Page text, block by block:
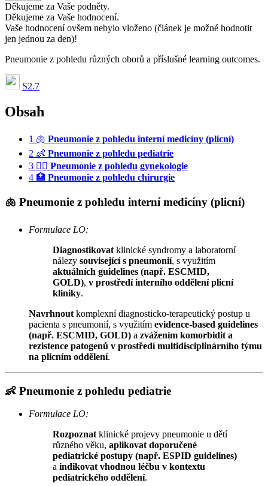
Děkujeme za Vaše podněty.
Děkujeme za Vaše hodnocení.
Vaše hodnocení ovšem nebylo vloženo (článek je možné hodnotit
jen jednou za den)!
Pneumonie z pohledu různých oborů a příslušné learning outcomes.
S2.7
Obsah
1 🫁 Pneumonie z pohledu interní medicíny (plicní)
2 👶 Pneumonie z pohledu pediatrie
3 👩‍⚕️ Pneumonie z pohledu gynekologie
4 🏥 Pneumonie z pohledu chirurgie
🫁 Pneumonie z pohledu interní medicíny (plicní)
Formulace LO:
Diagnostikovat klinické syndromy a laboratorní
nálezy související s pneumonií, s využitím
aktuálních guidelines (např. ESCMID,
GOLD), v prostředí interního oddělení plicní
kliniky.
Navrhnout komplexní diagnosticko-terapeutický postup u
pacienta s pneumonií, s využitím evidence-based guidelines
(např. ESCMID, GOLD) a zvážením komorbidit a
rezistence patogenů v prostředí multidisciplinárního týmu
na plicním oddělení.
👶 Pneumonie z pohledu pediatrie
Formulace LO:
Rozpoznat klinické projevy pneumonie u dětí
různého věku, aplikovat doporučené
pediatrické postupy (např. ESPID guidelines)
a indikovat vhodnou léčbu v kontextu
pediatrického oddělení.